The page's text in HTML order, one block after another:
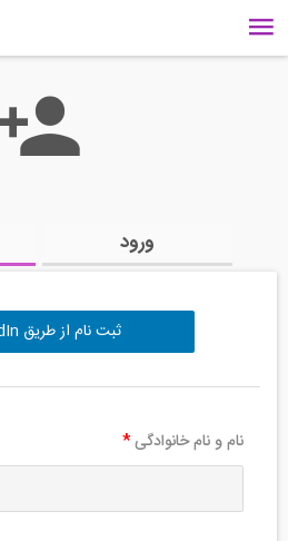
ورود
ثبت نام از طریق LinkedIn
نام و نام خانوادگی*